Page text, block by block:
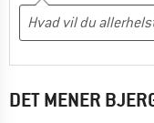
DET MENER